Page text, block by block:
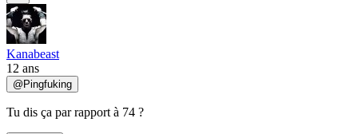
Kanabeast
12 ans
@ Pingfuking
Tu dis ça par rapport à 74 ?